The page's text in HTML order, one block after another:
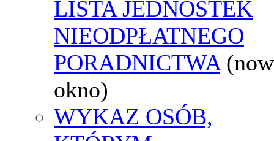
LISTA JEDNOSTEK
NIEODPŁATNEGO
PORADNICTWA
okno)
WYKAZ OSÓB,